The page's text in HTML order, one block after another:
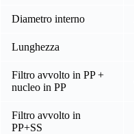
Diametro interno
Lunghezza
Filtro avvolto in PP +
nucleo in PP
Filtro avvolto in
PP+SS